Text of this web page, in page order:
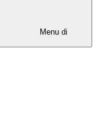
Menu di